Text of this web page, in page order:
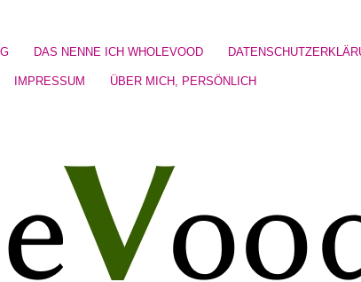
DAS NENNE ICH WHOLEVOOD
IMPRESSUM ÜBER MICH, PERSÖNLICH